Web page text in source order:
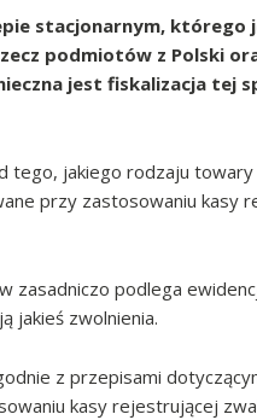
stacjonarnym, którego
podmiotów z Polski
jest fiskalizacja tej
tego, jakiego rodzaju
przy zastosowaniu kasy
zasadniczo podlega
jakieś zwolnienia.
z przepisami
kasy rejestrującej